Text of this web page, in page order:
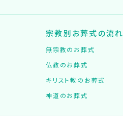
宗教別お葬式の流れ
無宗教のお葬式
仏教のお葬式
キリスト教のお葬式
神道のお葬式